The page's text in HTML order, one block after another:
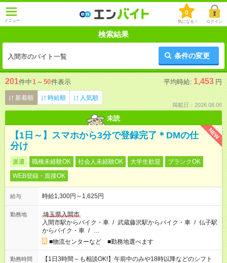
メニュー
0
気になる！ ログイン
検索結果
入間市のバイト一覧 条件の変更
201件中1 ～ 50件表示 平均時給: 1,453 円
新着順 時給順 人気順
掲載日：2026.08.06
未読
NEW
【1日～】スマホから3分で登録完了＊DMの仕
分け
派遣 職種未経験OK 社会人未経験OK 大学生歓迎
ブランクOK
WEB登録・面接OK
給与 時給1,300円～1,625円
勤務地
埼玉県入間市
入間市駅からバイク・車 / 武蔵藤沢駅からバイク・車 / 仏子駅
からバイク・車 / …
■物流センターなど ■勤務地選べます
勤務時間
【1日3時間～も相談OK!】午前中のみや18時以降などのシフト